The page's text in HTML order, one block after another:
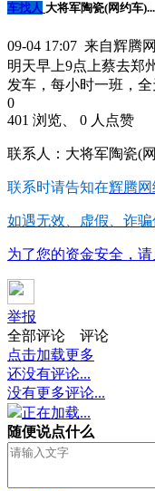
车找人 大将军陶瓷(网约车)...
09-04 17:07 来自辉腾
明天早上9点上蔡去郑
发车，每小时一班，
0
401 浏览、 0 人点赞
联系人：大将军陶瓷(
联系时请告知在辉腾网
如遇无效、虚假、诈
为了您的资金安全，
举报
全部评论
评论
点击加载更多
还没有评论...
没有更多评论...
正在加载...
随便说点什么